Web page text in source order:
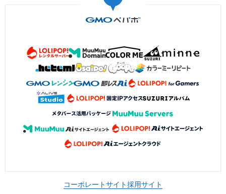
コーポレートサイト採用サイト